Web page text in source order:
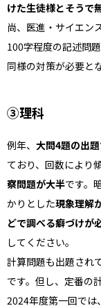
けた生徒様とそうで
尚、医進・サイエン
100字程度の記述問
同様の対策が必要と
③理科
例年、 大問4題の出
ており、回数により
察問題が大半です。
かりとした現象理解
どで調べる癖づけが
してください。
計算問題も出題され
です。但し、定番の
2024年度第一回では